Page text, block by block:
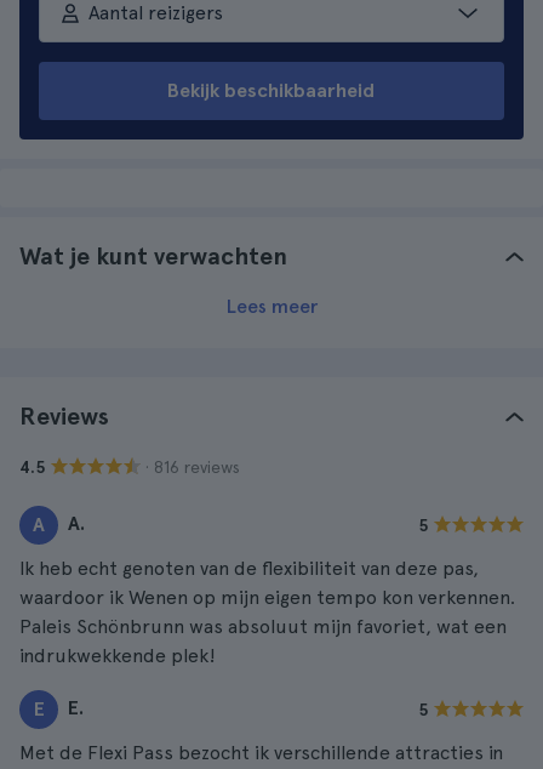
Aantal reizigers
Bekijk beschikbaarheid
Wat je kunt verwachten
Lees meer
Reviews
4.5 · 816 reviews
A A. 5
Ik heb echt genoten van de flexibiliteit van deze pas,
waardoor ik Wenen op mijn eigen tempo kon verkennen.
Paleis Schönbrunn was absoluut mijn favoriet, wat een
indrukwekkende plek!
E E. 5
Met de Flexi Pass bezocht ik verschillende attracties in